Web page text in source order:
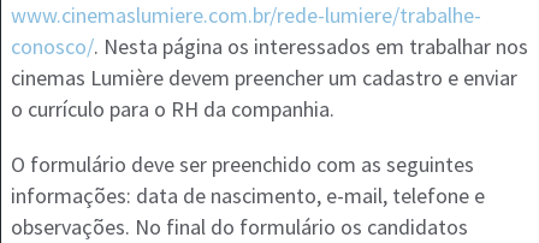
www.cinemaslumiere.com.br/rede-lumiere/trabalhe-
conosco/. Nesta página os interessados em trabalhar nos
cinemas Lumière devem preencher um cadastro e enviar
o currículo para o RH da companhia.
O formulário deve ser preenchido com as seguintes
informações: data de nascimento, e-mail, telefone e
observações. No final do formulário os candidatos